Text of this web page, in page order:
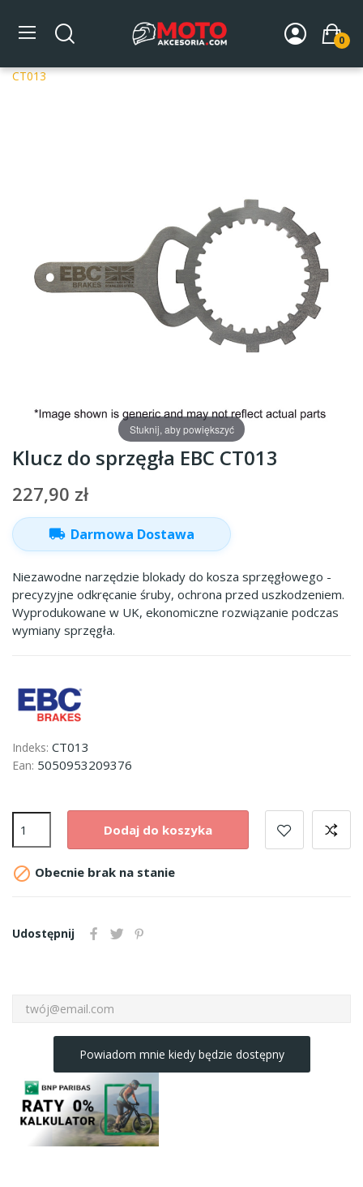
0
Strona główna DLA MOTOCYKLA
Części silnikowe
CT013
Stuknij, aby powiększyć
Klucz do sprzęgła EBC CT013
227,90 zł
local_shipping Darmowa Dostawa
Niezawodne narzędzie blokady do kosza sprzęgłowego -
precyzyjne odkręcanie śruby, ochrona przed uszkodzeniem.
Wyprodukowane w UK, ekonomiczne rozwiązanie podczas
wymiany sprzęgła.
Indeks: CT013
Ean: 5050953209376
Dodaj do koszyka
 Obecnie brak na stanie
Udostępnij
Powiadom mnie kiedy będzie dostępny